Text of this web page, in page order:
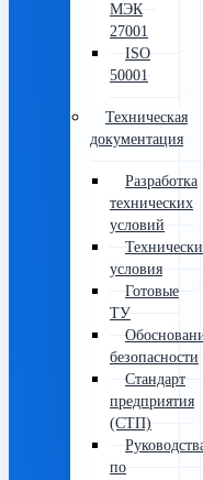
МЭК
27001
ISO
50001
Техническая
документация
Разработка
технических
условий
условия
Готовые
ТУ
безопасности
Стандарт
предприятия
(СТП)
по